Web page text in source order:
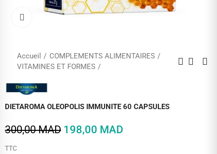
Cliquez pour agrandir
Accueil
COMPLEMENTS ALIMENTAIRES
VITAMINES ET FORMES
DIETAROMA OLEOPOLIS IMMUNITE 60 CAPSULES
300,00 MAD 198,00 MAD
TTC